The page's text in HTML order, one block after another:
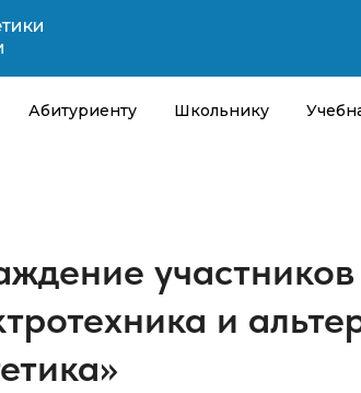
Абитуриенту Школьнику
и